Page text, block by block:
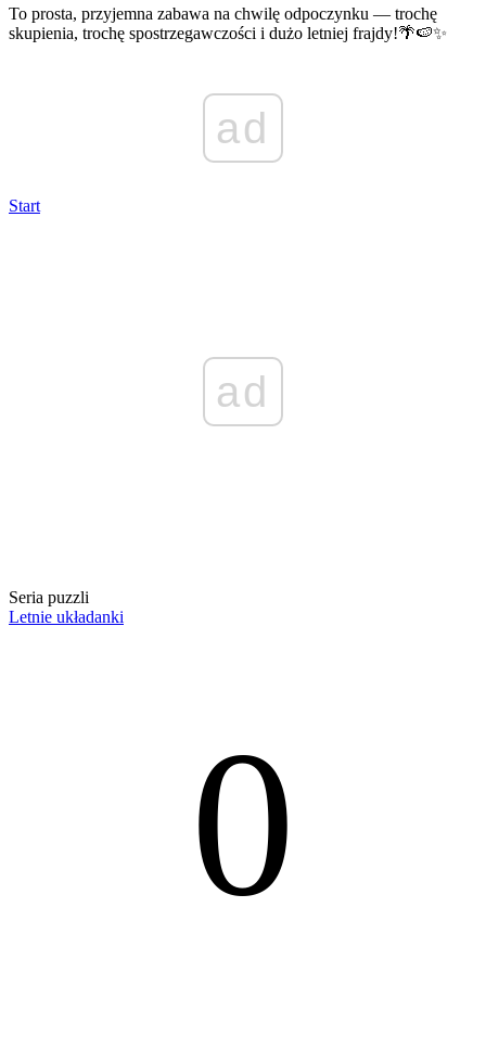
To prosta, przyjemna zabawa na chwilę odpoczynku — trochę
skupienia, trochę spostrzegawczości i dużo letniej frajdy!🌴🍉✨
ad
Start
ad
Seria puzzli
Letnie układanki
0